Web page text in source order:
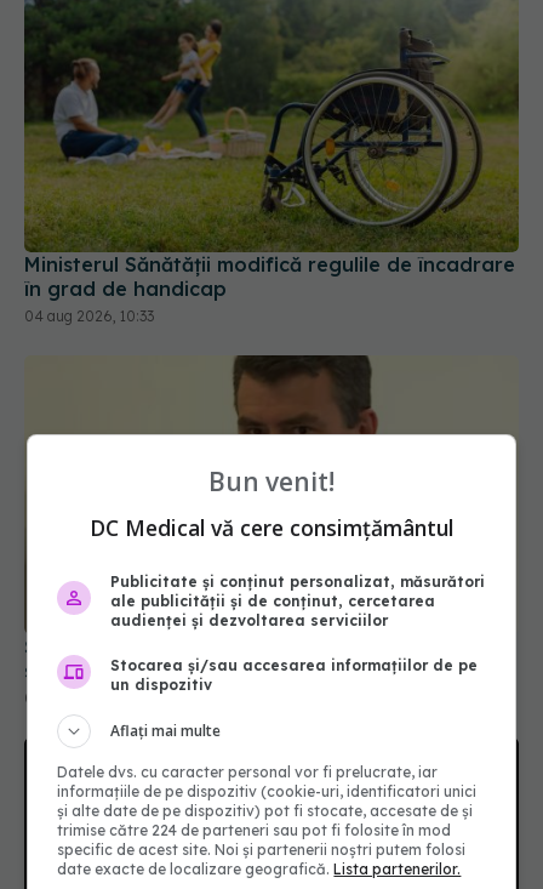
Ministerul Sănătății modifică regulile de încadrare
în grad de handicap
04 aug 2026, 10:33
Șeful CNAS, mesaj după revolta radiologilor: În
sănătate, timpul se măsoară în șanse la viață
04 aug 2026, 10:10
Bun venit!
DC Medical vă cere consimțământul
Publicitate și conținut personalizat, măsurători
ale publicității și de conținut, cercetarea
audienței și dezvoltarea serviciilor
Stocarea și/sau accesarea informațiilor de pe
un dispozitiv
Aflați mai multe
Datele dvs. cu caracter personal vor fi prelucrate, iar
informațiile de pe dispozitiv (cookie-uri, identificatori unici
și alte date de pe dispozitiv) pot fi stocate, accesate de și
trimise către 224 de parteneri sau pot fi folosite în mod
specific de acest site. Noi și partenerii noștri putem folosi
date exacte de localizare geografică.Lista partenerilor.